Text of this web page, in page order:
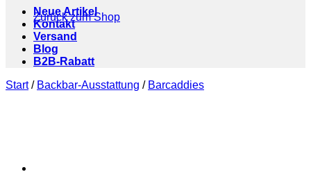
Zurück zum Shop
Neue Artikel
Kontakt
Versand
Blog
B2B-Rabatt
Start / Backbar-Ausstattung / Barcaddies